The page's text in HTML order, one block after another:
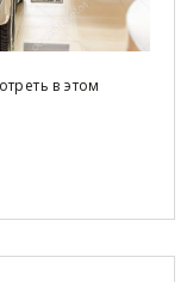
в этом